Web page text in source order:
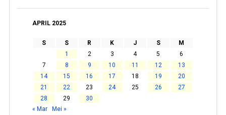
APRIL 2025
S S R K J S
M
1
2 3 4 5
6
7
8 9 10 11 12
13
14
15 16 17 18 19
20
21
22 23 24 25 26
27
28
29
30
« Mar
Mei »